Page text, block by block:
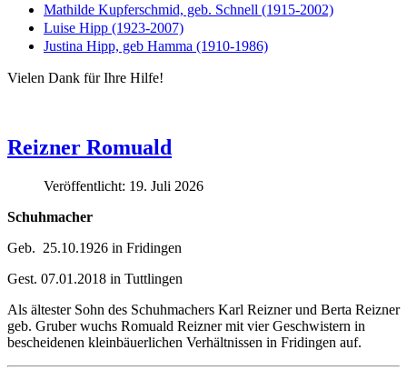
Mathilde Kupferschmid, geb. Schnell (1915-2002)
Luise Hipp (1923-2007)
Justina Hipp, geb Hamma (1910-1986)
Vielen Dank für Ihre Hilfe!
Reizner Romuald
Veröffentlicht: 19. Juli 2026
Schuhmacher
Geb. 25.10.1926 in Fridingen
Gest. 07.01.2018 in Tuttlingen
Als ältester Sohn des Schuhmachers Karl Reizner und Berta Reizner
geb. Gruber wuchs Romuald Reizner mit vier Geschwistern in
bescheidenen kleinbäuerlichen Verhältnissen in Fridingen auf.